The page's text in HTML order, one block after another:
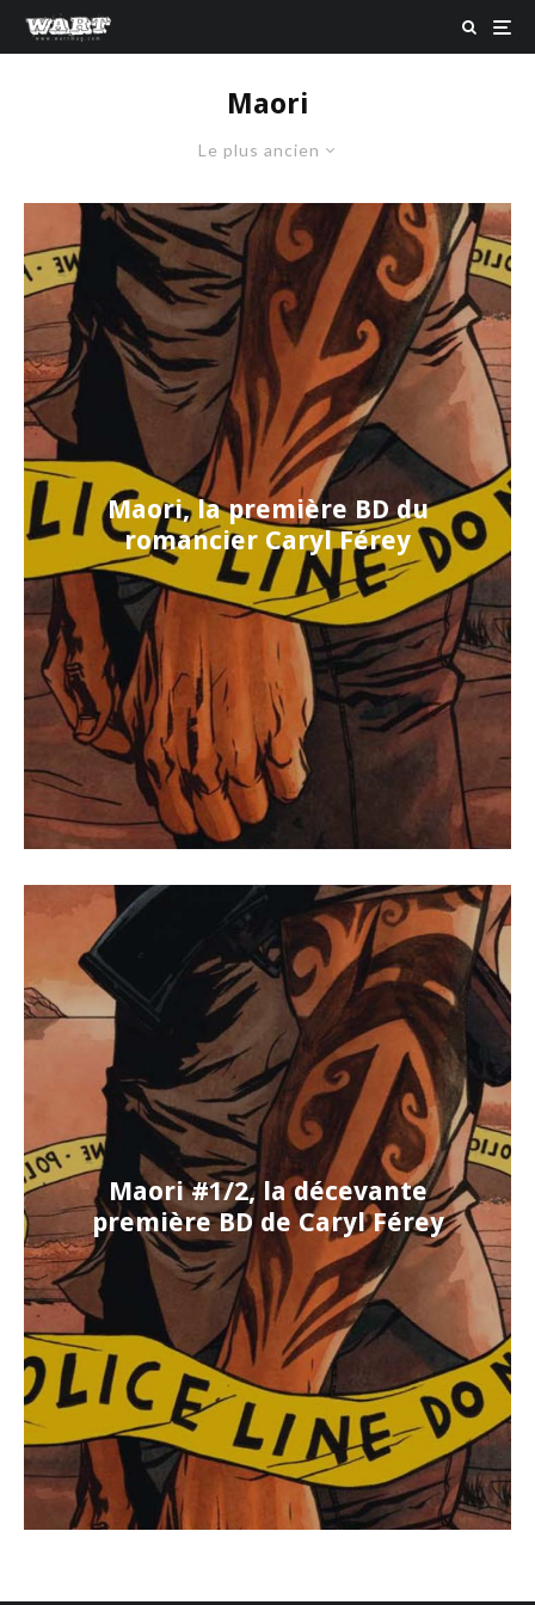
Maori
Le plus ancien
Maori, la première BD du
romancier Caryl Férey
Maori #1/2, la décevante
première BD de Caryl Férey